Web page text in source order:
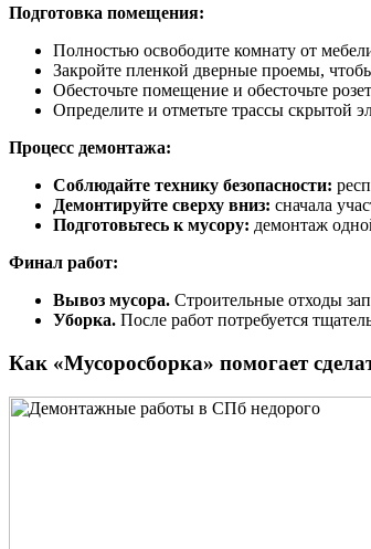
Подготовка помещения:
Полностью освободите комнату от
Закройте пленкой дверные проемы,
Обесточьте помещение и обесточьте
Определите и отметьте трассы скрытой
Процесс демонтажа:
Соблюдайте технику безопасности:
Демонтируйте сверху вниз: сначала
Подготовьтесь к мусору: демонтаж
Финал работ:
Вывоз мусора. Строительные отходы
Уборка. После работ потребуется
Как «Мусоросборка» помогает